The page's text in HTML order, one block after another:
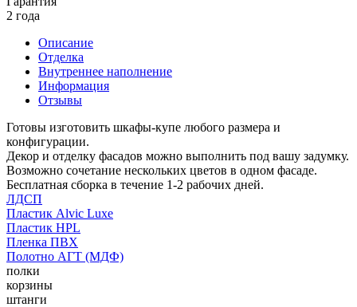
2 года
Описание
Отделка
Внутреннее наполнение
Информация
Отзывы
Готовы изготовить шкафы-купе любого размера и
конфигурации.
Декор и отделку фасадов можно выполнить под вашу задумку.
Возможно сочетание нескольких цветов в одном фасаде.
Бесплатная сборка в течение 1-2 рабочих дней.
ЛДСП
Пластик Alvic Luxe
Пластик HPL
Пленка ПВХ
Полотно АГТ (МДФ)
полки
корзины
штанги